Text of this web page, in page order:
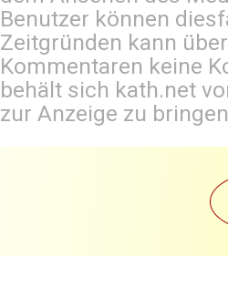
Benutzer können
Zeitgründen kann
Kommentaren keine
behält sich kath.net
zur Anzeige zu